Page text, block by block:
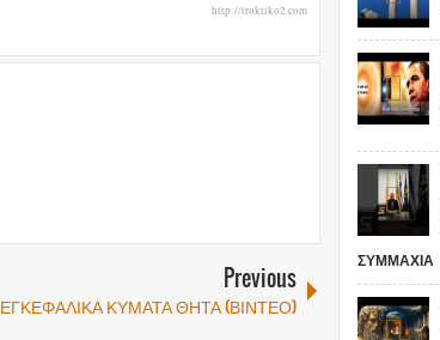
http://troktiko2.com
Previous
ΕΓΚΕΦΑΛΙΚΑ ΚΥΜΑΤΑ ΘΗΤΑ (ΒΙΝΤΕΟ)
ΣΥΜΜΑΧΙΑ